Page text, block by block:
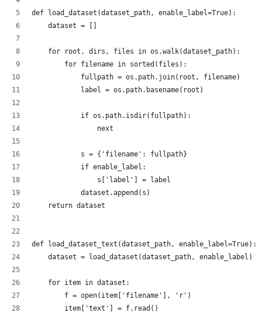
def load_dataset(dataset_path, enable_label=True):
    dataset = []
    for root, dirs, files in os.walk(dataset_path):
        for filename in sorted(files):
            fullpath = os.path.join(root, filename)
            label = os.path.basename(root)
            if os.path.isdir(fullpath):
                next
            s = {'filename': fullpath}
            if enable_label:
                s['label'] = label
            dataset.append(s)
    return dataset
def load_dataset_text(dataset_path, enable_label=True):
    dataset = load_dataset(dataset_path, enable_label)
    for item in dataset:
        f = open(item['filename'], 'r')
        item['text'] = f.read()